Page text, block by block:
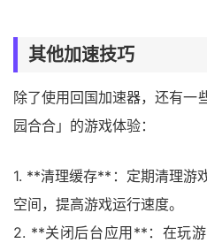
其他加速技巧
除了使用回国加速器，还有一
园合合」的游戏体验：
1. **清理缓存**：定期清理游
空间，提高游戏运行速度。
2. **关闭后台应用**：在玩